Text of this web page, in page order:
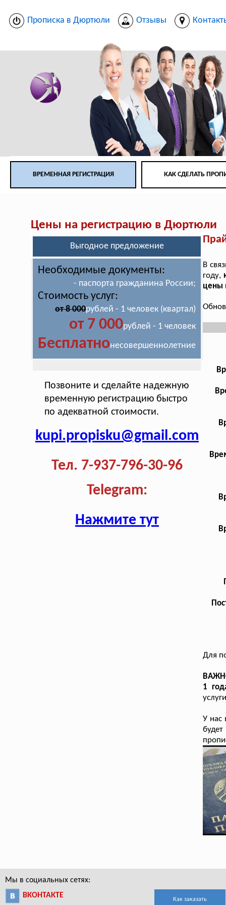
Прописка в Дюртюли Отзывы
ВРЕМЕННАЯ РЕГИСТРАЦИЯ КАК СДЕЛАТЬ
Цены на регистрацию в Дюртюли
Выгодное предложение
Необходимые документы:
- паспорта гражданина России;
Стоимость услуг:
от 8 000рублей - 1 человек (квартал)
от 7 000рублей - 1 человек
Бесплатнонесовершеннолетние
Позвоните и сделайте надежную
временную регистрацию быстро
по адекватной стоимости.
kupi.propisku@gmail.com
Тел. 7-937-796-30-96
Telegram:
Нажмите тут
В
году,
цены
Для
1
У нас
Мы в социальных сетях:
ВКОНТАКТЕ
Как заказать